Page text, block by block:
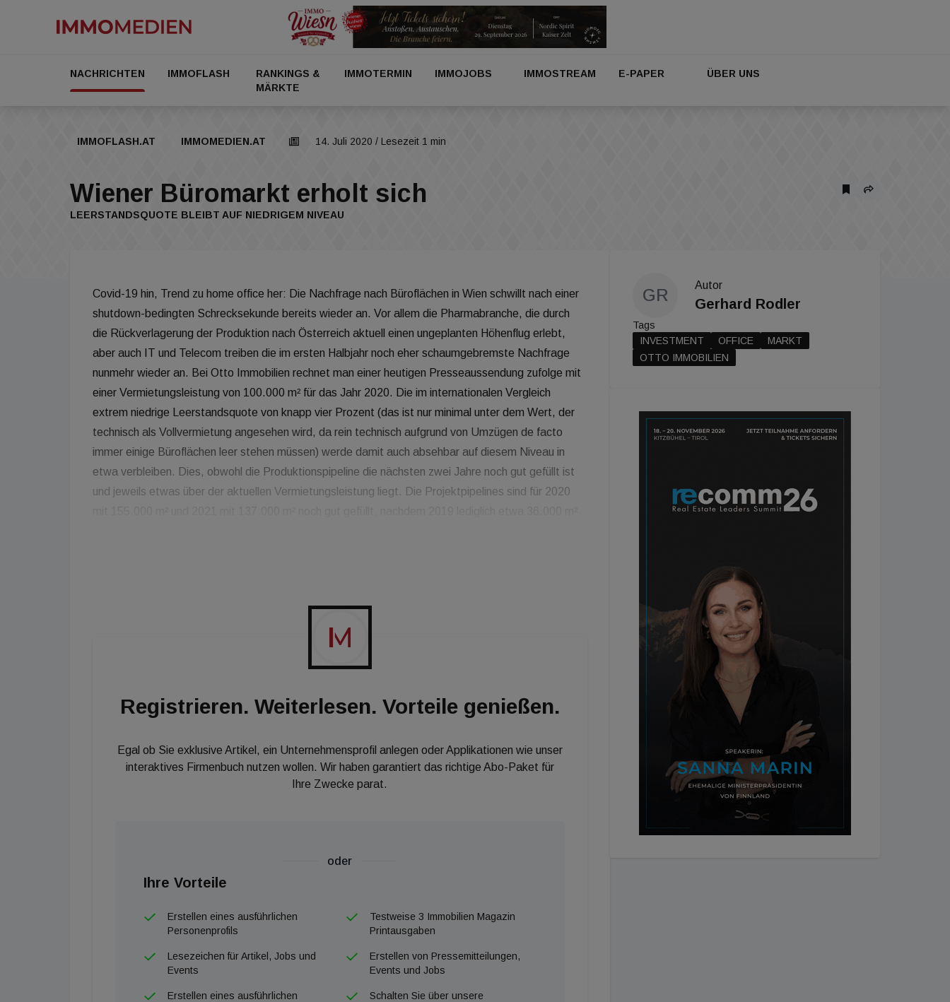
NACHRICHTEN IMMOFLASH
RANKINGS &
MÄRKTE
IMMOTERMIN IMMOJOBS IMMOSTREAM E-PAPER ÜBER UNS
IMMOFLASH.AT IMMOMEDIEN.AT 14. Juli 2020 / Lesezeit 1 min
Wiener Büromarkt erholt sich
LEERSTANDSQUOTE BLEIBT AUF NIEDRIGEM NIVEAU
Covid-19 hin, Trend zu home office her: Die Nachfrage nach Büroflächen in Wien schwillt nach einer
shutdown-bedingten Schrecksekunde bereits wieder an. Vor allem die Pharmabranche, die durch
die Rückverlagerung der Produktion nach Österreich aktuell einen ungeplanten Höhenflug erlebt,
aber auch IT und Telecom treiben die im ersten Halbjahr noch eher schaumgebremste Nachfrage
nunmehr wieder an. Bei Otto Immobilien rechnet man einer heutigen Presseaussendung zufolge mit
einer Vermietungsleistung von 100.000 m² für das Jahr 2020. Die im internationalen Vergleich
extrem niedrige Leerstandsquote von knapp vier Prozent (das ist nur minimal unter dem Wert, der
technisch als Vollvermietung angesehen wird, da rein technisch aufgrund von Umzügen de facto
immer einige Büroflächen leer stehen müssen) werde damit auch absehbar auf diesem Niveau in
etwa verbleiben. Dies, obwohl die Produktionspipeline die nächsten zwei Jahre noch gut gefüllt ist
und jeweils etwas über der aktuellen Vermietungsleistung liegt. Die Projektpipelines sind für 2020
einem Verknappung bei Büroflächen kommen könnte. So oder so: Krise für den Wiener Büromarkt
Registrieren. Weiterlesen. Vorteile genießen.
Egal ob Sie exklusive Artikel, ein Unternehmensprofil anlegen oder Applikationen wie unser
interaktives Firmenbuch nutzen wollen. Wir haben garantiert das richtige Abo-Paket für
Ihre Zwecke parat.
oder
Ihre Vorteile
Erstellen eines ausführlichen
Personenprofils
Testweise 3 Immobilien Magazin
Printausgaben
Lesezeichen für Artikel, Jobs und
Events
Erstellen von Pressemitteilungen,
Events und Jobs
Erstellen eines ausführlichen
Schalten Sie über unsere
GR
Autor
Gerhard Rodler
Tags
INVESTMENT
OFFICE
MARKT
OTTO IMMOBILIEN